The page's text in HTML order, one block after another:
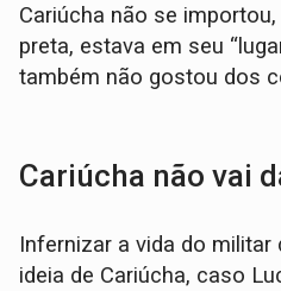
Cariúcha não se
preta, estava em seu
também não gostou dos
Cariúcha não vai
Infernizar a vida do militar
ideia de Cariúcha, caso